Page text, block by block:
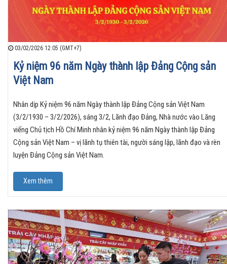
03/02/2026 12:05 (GMT+7)
Kỷ niệm 96 năm Ngày thành lập Đảng Cộng sản
Việt Nam
Nhân dịp Kỷ niệm 96 năm Ngày thành lập Đảng Cộng sản Việt Nam
(3/2/1930 – 3/2/2026), sáng 3/2, Lãnh đạo Đảng, Nhà nước vào Lăng
viếng Chủ tịch Hồ Chí Minh nhân kỷ niệm 96 năm Ngày thành lập Đảng
Cộng sản Việt Nam – vị lãnh tụ thiên tài, người sáng lập, lãnh đạo và rèn
luyện Đảng Cộng sản Việt Nam.
Xem thêm